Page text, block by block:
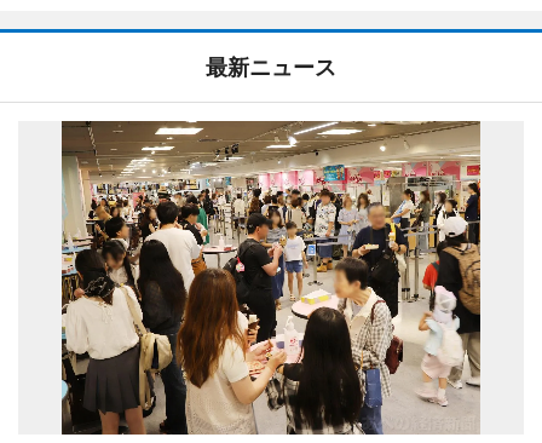
最新ニュース